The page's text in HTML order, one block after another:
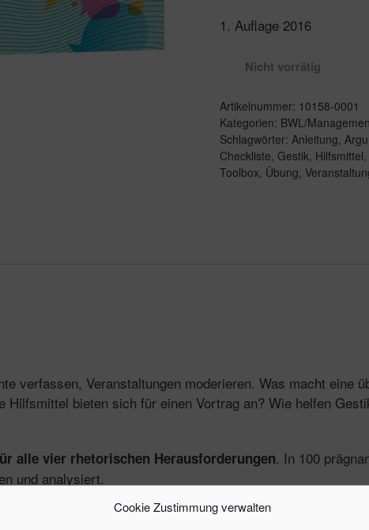
Cookie Zustimmung verwalten
1. Auflage 2016
Nicht vorrätig
Artikelnummer: 10158-0001
Kategorien: BWL/
Schlagwörter: Anleitung,
Checkliste, Gestik, Hilfsmittel,
Toolbox, Übung,
verfassen, Veranstaltungen moderieren. Was macht eine
Hilfsmittel bieten sich für einen Vortrag an? Wie helfen
alle vier rhetorischen Herausforderungen. In 100
und analysiert.
jede Lektion in sich abgeschlossen, sodass der Ratgeber